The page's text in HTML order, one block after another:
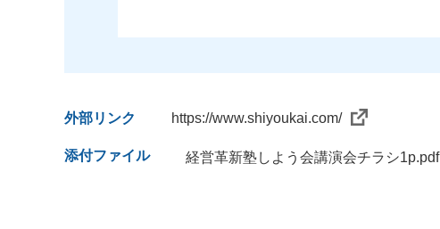
外部リンク https://www.shiyoukai.com/
添付ファイル 経営革新塾しよう会講演会チラシ1p.pdf